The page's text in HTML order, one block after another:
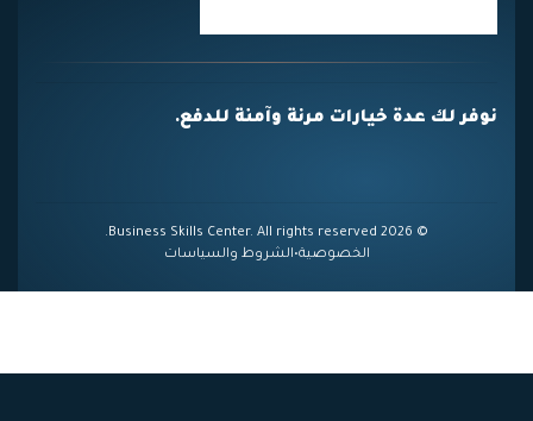
نوفر لك عدة خيارات مرنة وآمنة للدفع.
© 2026 Business Skills Center. All rights reserved.
الخصوصية•الشروط والسياسات